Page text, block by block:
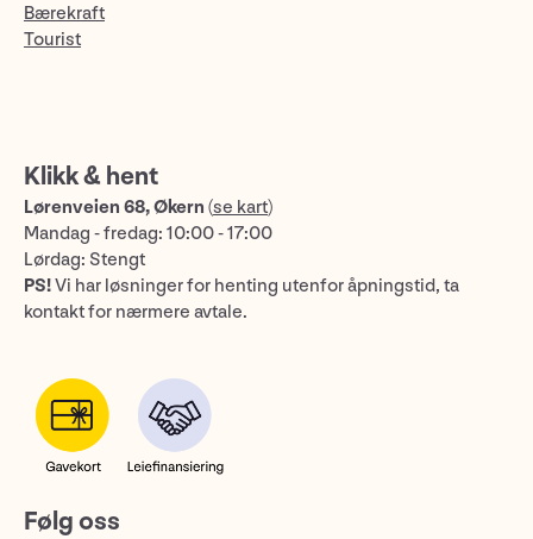
Bærekraft
Tourist
Klikk & hent
Lørenveien 68, Økern (se kart)
Mandag - fredag: 10:00 - 17:00
Lørdag: Stengt
PS!Vi har løsninger for henting utenfor åpningstid, ta
kontakt for nærmere avtale.
Følg oss